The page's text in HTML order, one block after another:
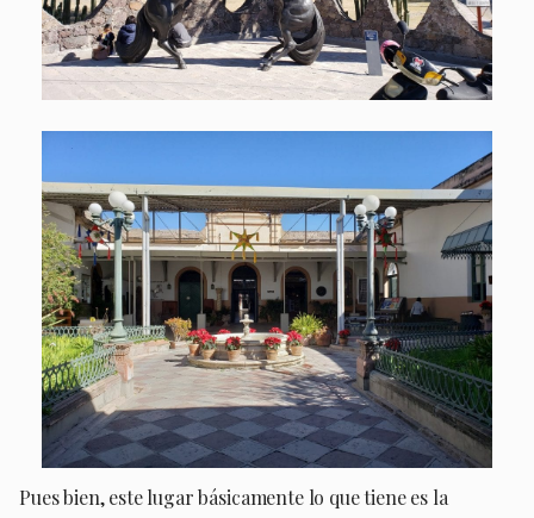
Pues bien, este lugar básicamente lo que tiene es la